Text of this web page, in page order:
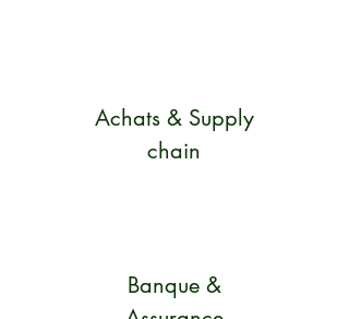
Achats & Supply
chain
Banque &